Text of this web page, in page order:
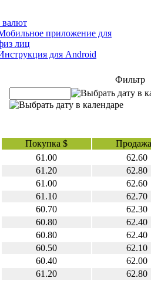
приложение для
лиц
для Android
Фильтр
Покупка $
61.00
62.60
61.20
62.80
61.00
62.60
61.10
62.70
60.70
62.30
60.80
62.40
60.80
62.40
60.50
62.10
60.40
62.00
61.20 62.80